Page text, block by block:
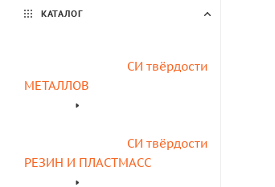
КАТАЛОГ
СИ твёрдости
МЕТАЛЛОВ
СИ твёрдости
РЕЗИН И ПЛАСТМАСС